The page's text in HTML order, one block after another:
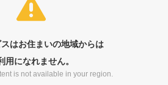
はお住まいの地域からは
用になれません。
is not available in your region.